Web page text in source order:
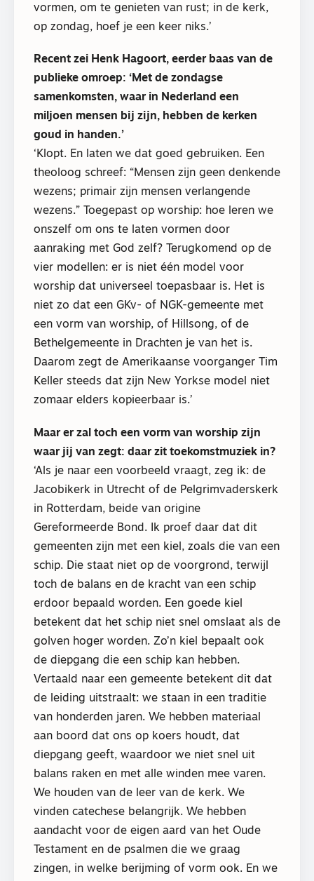
vormen, om te genieten van rust; in de kerk,
op zondag, hoef je een keer niks.’
Recent zei Henk Hagoort, eerder baas van de
publieke omroep: ‘Met de zondagse
samenkomsten, waar in Nederland een
miljoen mensen bij zijn, hebben de kerken
goud in handen.’
‘Klopt. En laten we dat goed gebruiken. Een
theoloog schreef: “Mensen zijn geen denkende
wezens; primair zijn mensen verlangende
wezens.” Toegepast op worship: hoe leren we
onszelf om ons te laten vormen door
aanraking met God zelf? Terugkomend op de
vier modellen: er is niet één model voor
worship dat universeel toepasbaar is. Het is
niet zo dat een GKv- of NGK-gemeente met
een vorm van worship, of Hillsong, of de
Bethelgemeente in Drachten je van het is.
Daarom zegt de Amerikaanse voorganger Tim
Keller steeds dat zijn New Yorkse model niet
zomaar elders kopieerbaar is.’
Maar er zal toch een vorm van worship zijn
waar jij van zegt: daar zit toekomstmuziek in?
‘Als je naar een voorbeeld vraagt, zeg ik: de
Jacobikerk in Utrecht of de Pelgrimvaderskerk
in Rotterdam, beide van origine
Gereformeerde Bond. Ik proef daar dat dit
gemeenten zijn met een kiel, zoals die van een
schip. Die staat niet op de voorgrond, terwijl
toch de balans en de kracht van een schip
erdoor bepaald worden. Een goede kiel
betekent dat het schip niet snel omslaat als de
golven hoger worden. Zo’n kiel bepaalt ook
de diepgang die een schip kan hebben.
Vertaald naar een gemeente betekent dit dat
de leiding uitstraalt: we staan in een traditie
van honderden jaren. We hebben materiaal
aan boord dat ons op koers houdt, dat
diepgang geeft, waardoor we niet snel uit
balans raken en met alle winden mee varen.
We houden van de leer van de kerk. We
vinden catechese belangrijk. We hebben
aandacht voor de eigen aard van het Oude
Testament en de psalmen die we graag
zingen, in welke berijming of vorm ook. En we